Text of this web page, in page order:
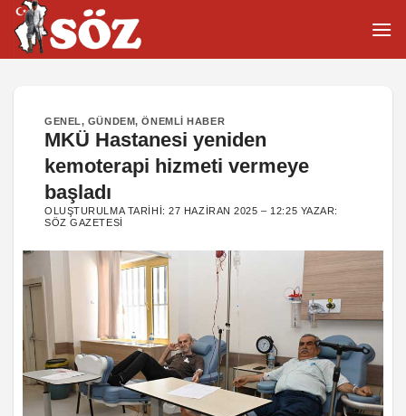
İçeriğe
atla
GENEL, GÜNDEM,ÖNEMLI HABER
MKÜ Hastanesi yeniden
kemoterapi hizmeti vermeye
başladı
OLUŞTURULMA TARIHI:27 HAZIRAN 2025 – 12:25 YAZAR:
SÖZ GAZETESI